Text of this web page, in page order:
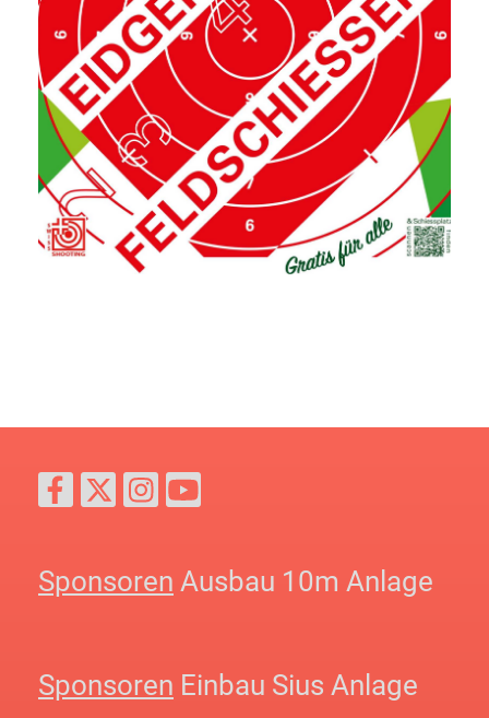
Sponsoren Ausbau 10m Anlage
Sponsoren Einbau Sius Anlage